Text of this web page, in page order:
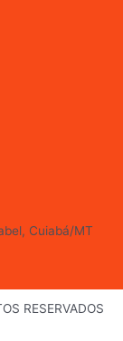
Cuiabá/MT
RESERVADOS